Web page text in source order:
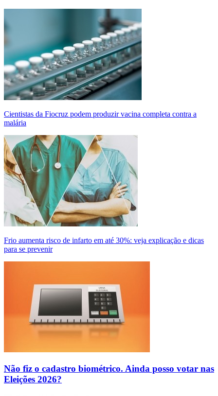
Cientistas da Fiocruz podem produzir vacina completa contra a
malária
Frio aumenta risco de infarto em até 30%: veja explicação e dicas
para se prevenir
Não fiz o cadastro biométrico. Ainda posso votar nas
Eleições 2026?